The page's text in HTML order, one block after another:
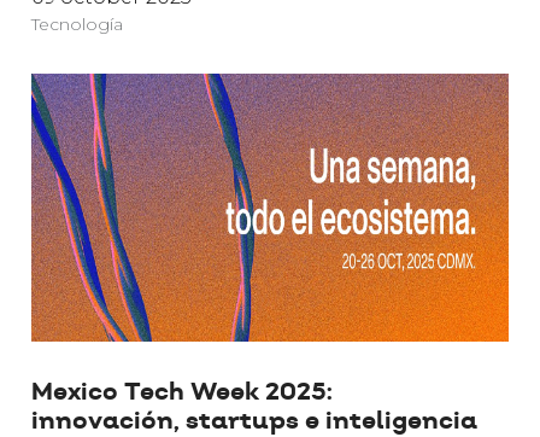
Tecnología
Mexico Tech Week 2025:
innovación, startups e inteligencia